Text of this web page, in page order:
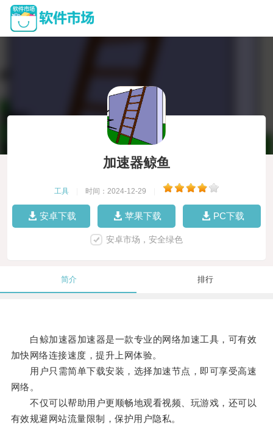
加速器鲸鱼
工具 时间：2024-12-29
安卓下载 苹果下载 PC下载
安卓市场，安全绿色
简介 排行
白鲸加速器加速器是一款专业的网络加速工具，可有效
加快网络连接速度，提升上网体验。
用户只需简单下载安装，选择加速节点，即可享受高速
网络。
不仅可以帮助用户更顺畅地观看视频、玩游戏，还可以
有效规避网站流量限制，保护用户隐私。